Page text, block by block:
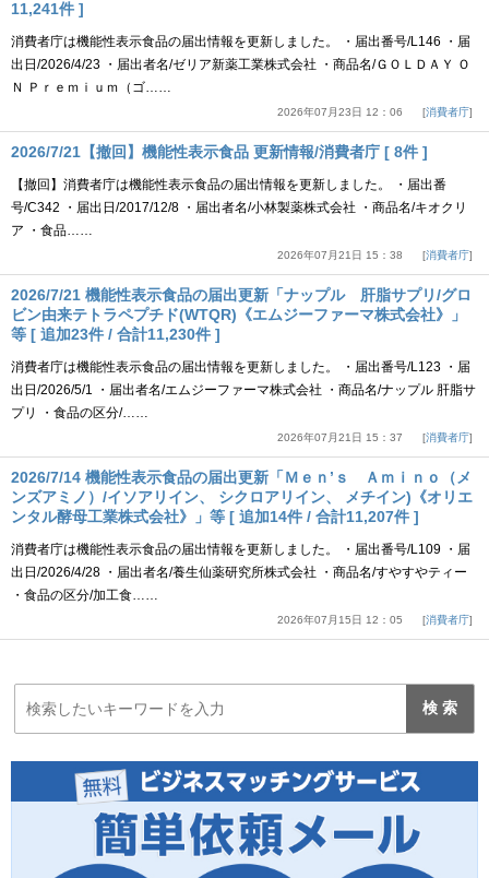
11,241件 ]
消費者庁は機能性表示食品の届出情報を更新しました。 ・届出番号/L146 ・届
出日/2026/4/23 ・届出者名/ゼリア新薬工業株式会社 ・商品名/ＧＯＬＤＡＹ Ｏ
Ｎ Ｐｒｅｍｉｕｍ（ゴ……
2026年07月23日 12：06 消費者庁
2026/7/21【撤回】機能性表示食品 更新情報/消費者庁 [ 8件 ]
【撤回】消費者庁は機能性表示食品の届出情報を更新しました。 ・届出番
号/C342 ・届出日/2017/12/8 ・届出者名/小林製薬株式会社 ・商品名/キオクリ
ア ・食品……
2026年07月21日 15：38 消費者庁
2026/7/21 機能性表示食品の届出更新「ナップル 肝脂サプリ/グロ
ビン由来テトラペプチド(WTQR)《エムジーファーマ株式会社》」
等 [ 追加23件 / 合計11,230件 ]
消費者庁は機能性表示食品の届出情報を更新しました。 ・届出番号/L123 ・届
出日/2026/5/1 ・届出者名/エムジーファーマ株式会社 ・商品名/ナップル 肝脂サ
プリ ・食品の区分/……
2026年07月21日 15：37 消費者庁
2026/7/14 機能性表示食品の届出更新「Ｍｅｎ’ｓ Ａｍｉｎｏ（メ
ンズアミノ）/イソアリイン、 シクロアリイン、 メチイン)《オリエ
ンタル酵母工業株式会社》」等 [ 追加14件 / 合計11,207件 ]
消費者庁は機能性表示食品の届出情報を更新しました。 ・届出番号/L109 ・届
出日/2026/4/28 ・届出者名/養生仙薬研究所株式会社 ・商品名/すやすやティー
・食品の区分/加工食……
2026年07月15日 12：05 消費者庁